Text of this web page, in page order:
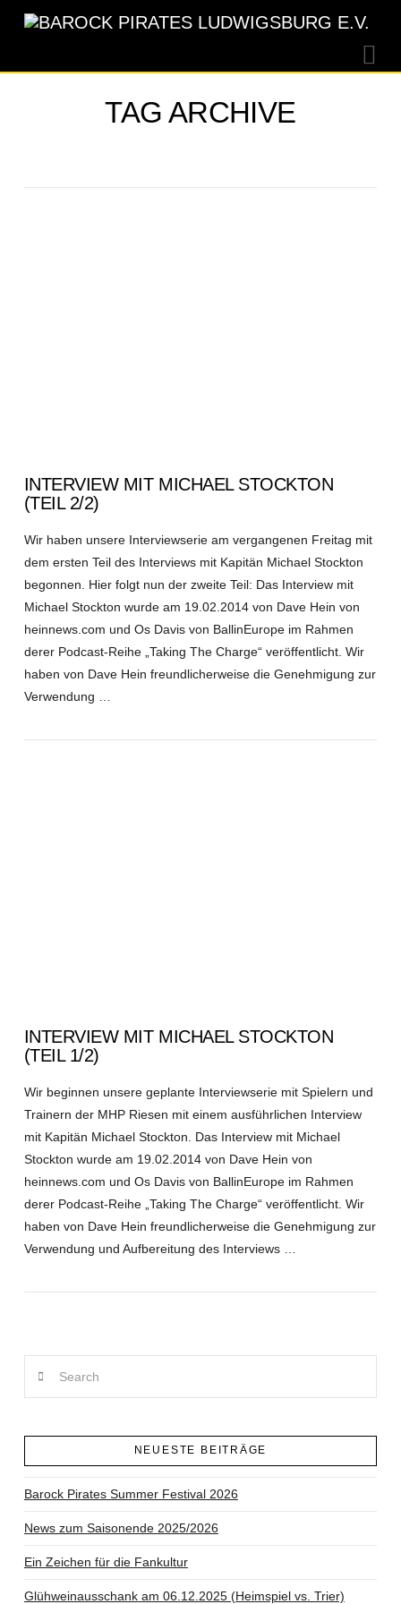
TAG ARCHIVE
INTERVIEW MIT MICHAEL STOCKTON
(TEIL 2/2)
Wir haben unsere Interviewserie am vergangenen Freitag mit
dem ersten Teil des Interviews mit Kapitän Michael Stockton
begonnen. Hier folgt nun der zweite Teil: Das Interview mit
Michael Stockton wurde am 19.02.2014 von Dave Hein von
heinnews.com und Os Davis von BallinEurope im Rahmen
derer Podcast-Reihe „Taking The Charge“ veröffentlicht. Wir
haben von Dave Hein freundlicherweise die Genehmigung zur
Verwendung …
INTERVIEW MIT MICHAEL STOCKTON
(TEIL 1/2)
Wir beginnen unsere geplante Interviewserie mit Spielern und
Trainern der MHP Riesen mit einem ausführlichen Interview
mit Kapitän Michael Stockton. Das Interview mit Michael
Stockton wurde am 19.02.2014 von Dave Hein von
heinnews.com und Os Davis von BallinEurope im Rahmen
derer Podcast-Reihe „Taking The Charge“ veröffentlicht. Wir
haben von Dave Hein freundlicherweise die Genehmigung zur
Verwendung und Aufbereitung des Interviews …
NEUESTE BEITRÄGE
Barock Pirates Summer Festival 2026
News zum Saisonende 2025/2026
Ein Zeichen für die Fankultur
Glühweinausschank am 06.12.2025 (Heimspiel vs. Trier)